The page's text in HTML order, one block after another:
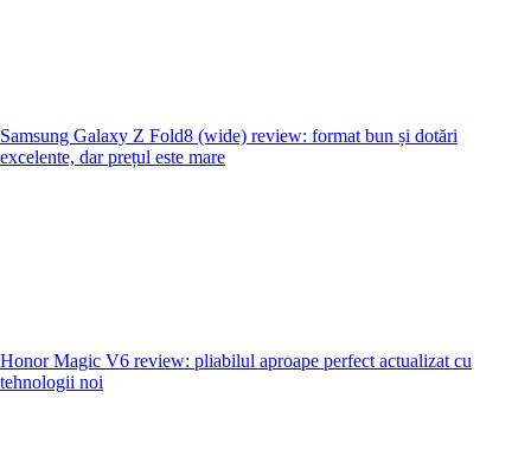
Samsung Galaxy Z Fold8 (wide) review: format bun și dotări
excelente, dar prețul este mare
Honor Magic V6 review: pliabilul aproape perfect actualizat cu
tehnologii noi